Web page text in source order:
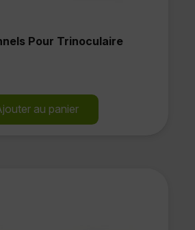
Pour Trinoculaire
au panier